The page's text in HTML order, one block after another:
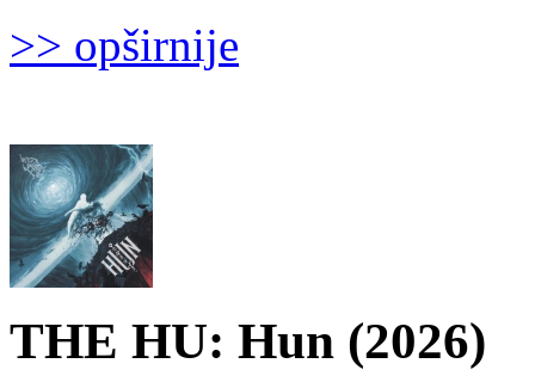
>> opširnije
THE HU: Hun (2026)